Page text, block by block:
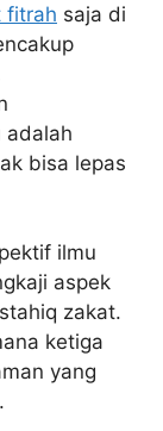
fitrah saja di
adalah
bisa lepas
ilmu
aspek
zakat.
ketiga
yang